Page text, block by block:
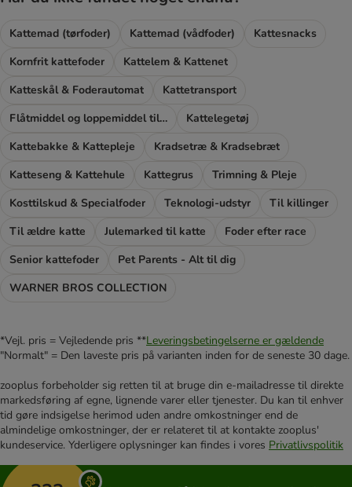
Kattemad (tørfoder) Kattemad (vådfoder)
Kattesnacks
Kornfrit kattefoder
Kattelem & Kattenet
Katteskål & Foderautomat
Kattetransport
Flåtmiddel og loppemiddel til katte
Kattelegetøj
Kattebakke & Kattepleje
Kradsetræ & Kradsebræt
Katteseng & Kattehule
Kattegrus
Trimning & Pleje
Kosttilskud & Specialfoder
Teknologi-udstyr
Til killinger
Til ældre katte
Julemarked til katte
Foder efter race
Senior kattefoder
Pet Parents - Alt til dig
WARNER BROS COLLECTION
*Vejl. pris = Vejledende pris **Leveringsbetingelserne er gældende
"Normalt" = Den laveste pris på varianten inden for de seneste 30 dage.
zooplus forbeholder sig retten til at bruge din e-mailadresse til direkte
markedsføring af egne, lignende varer eller tjenester. Du kan til enhver
tid gøre indsigelse herimod uden andre omkostninger end de
almindelige omkostninger, der er relateret til at kontakte zooplus'
kundeservice. Yderligere oplysninger kan findes i vores Privatlivspolitik